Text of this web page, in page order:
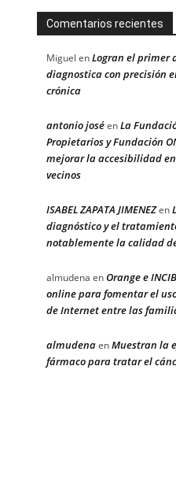
Comentarios recientes
Miguel enLogran el primer
diagnostica con precisión
crónica
antonio joséenLa
Propietarios y Fundación
mejorar la accesibilidad
vecinos
ISABEL ZAPATA JIMENEZen
diagnóstico y el
notablemente la calidad
almudena enOrange e
online para fomentar el
de Internet entre las
almudenaenMuestran la
fármaco para tratar el